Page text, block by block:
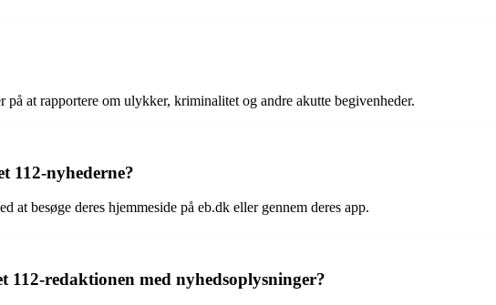
på at rapportere om ulykker, kriminalitet og andre akutte begivenheder.
112-nyhederne?
at besøge deres hjemmeside på eb.dk eller gennem deres app.
redaktionen med nyhedsoplysninger?